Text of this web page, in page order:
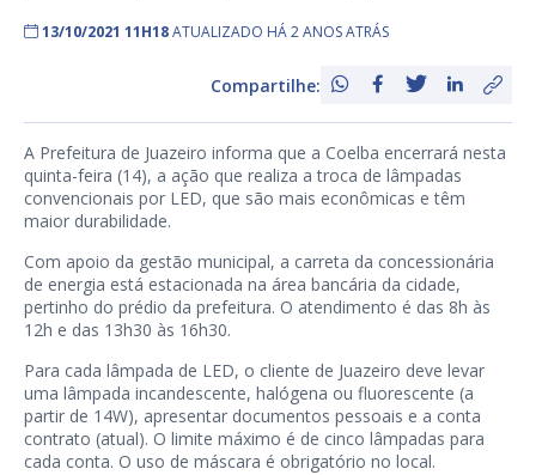
13/10/2021 11H18ATUALIZADO HÁ 2 ANOS ATRÁS
Compartilhe:
A Prefeitura de Juazeiro informa que a Coelba encerrará nesta
quinta-feira (14), a ação que realiza a troca de lâmpadas
convencionais por LED, que são mais econômicas e têm
maior durabilidade.
Com apoio da gestão municipal, a carreta da concessionária
de energia está estacionada na área bancária da cidade,
pertinho do prédio da prefeitura. O atendimento é das 8h às
12h e das 13h30 às 16h30.
Para cada lâmpada de LED, o cliente de Juazeiro deve levar
uma lâmpada incandescente, halógena ou fluorescente (a
partir de 14W), apresentar documentos pessoais e a conta
contrato (atual). O limite máximo é de cinco lâmpadas para
cada conta. O uso de máscara é obrigatório no local.